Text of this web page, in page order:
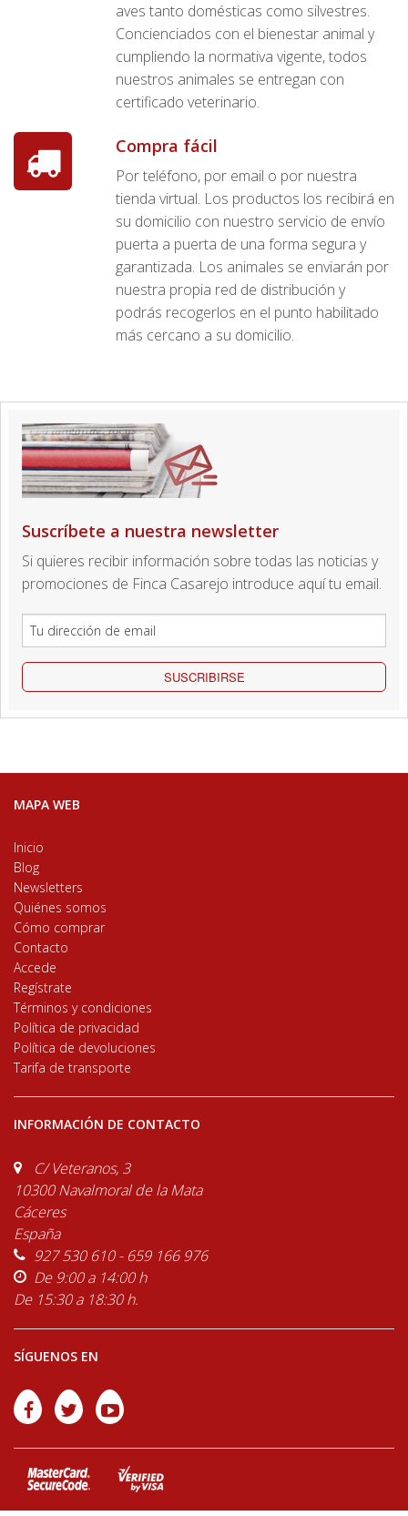
aves tanto domésticas como silvestres.
Concienciados con el bienestar animal y
cumpliendo la normativa vigente, todos
nuestros animales se entregan con
certificado veterinario.
Compra fácil
Por teléfono, por email o por nuestra
tienda virtual. Los productos los recibirá en
su domicilio con nuestro servicio de envío
puerta a puerta de una forma segura y
garantizada. Los animales se enviarán por
nuestra propia red de distribución y
podrás recogerlos en el punto habilitado
más cercano a su domicilio.
Suscríbete a nuestra newsletter
Si quieres recibir información sobre todas las noticias y
promociones de Finca Casarejo introduce aquí tu email.
SUSCRIBIRSE
MAPA WEB
Inicio
Blog
Newsletters
Quiénes somos
Cómo comprar
Contacto
Accede
Regístrate
Términos y condiciones
Política de privacidad
Política de devoluciones
Tarifa de transporte
INFORMACIÓN DE CONTACTO
C/ Veteranos, 3
10300 Navalmoral de la Mata
Cáceres
España
927 530 610 - 659 166 976
De 9:00 a 14:00 h
De 15:30 a 18:30 h.
SÍGUENOS EN